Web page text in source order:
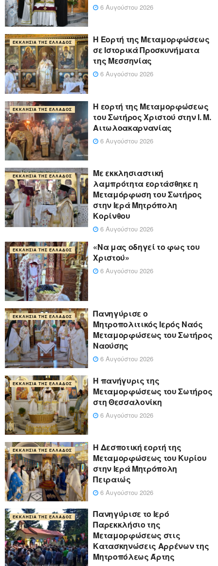
6 Αυγούστου 2026
ΕΚΚΛΗΣΊΑ ΤΗΣ ΕΛΛΆΔΟΣ
Η Εορτή της Μεταμορφώσεως
σε Ιστορικά Προσκυνήματα
της Μεσσηνίας
6 Αυγούστου 2026
ΕΚΚΛΗΣΊΑ ΤΗΣ ΕΛΛΆΔΟΣ
Η εορτή της Μεταμορφώσεως
του Σωτήρος Χριστού στην Ι. Μ.
Αιτωλοακαρνανίας
6 Αυγούστου 2026
ΕΚΚΛΗΣΊΑ ΤΗΣ ΕΛΛΆΔΟΣ
Με εκκλησιαστική
λαμπρότητα εορτάσθηκε η
Μεταμόρφωση του Σωτήρος
στην Ιερά Μητρόπολη
Κορίνθου
6 Αυγούστου 2026
ΕΚΚΛΗΣΊΑ ΤΗΣ ΕΛΛΆΔΟΣ
«Να μας οδηγεί το φως του
Χριστού»
6 Αυγούστου 2026
ΕΚΚΛΗΣΊΑ ΤΗΣ ΕΛΛΆΔΟΣ
Πανηγύρισε ο
Μητροπολιτικός Ιερός Ναός
Μεταμορφώσεως του Σωτήρος
Ναούσης
6 Αυγούστου 2026
ΕΚΚΛΗΣΊΑ ΤΗΣ ΕΛΛΆΔΟΣ
Η πανήγυρις της
Μεταμορφώσεως του Σωτήρος
στη Θεσσαλονίκη
6 Αυγούστου 2026
ΕΚΚΛΗΣΊΑ ΤΗΣ ΕΛΛΆΔΟΣ
Η Δεσποτική εορτή της
Μεταμορφώσεως του Κυρίου
στην Ιερά Μητρόπολη
Πειραιώς
6 Αυγούστου 2026
ΕΚΚΛΗΣΊΑ ΤΗΣ ΕΛΛΆΔΟΣ
Πανηγύρισε το Ιερό
Παρεκκλήσιο της
Μεταμορφώσεως στις
Κατασκηνώσεις Αρρένων της
Μητροπόλεως Άρτης